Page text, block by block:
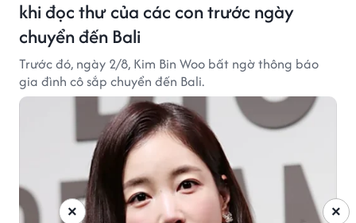
khi đọc thư của các con trước ngày
chuyển đến Bali
Trước đó, ngày 2/8, Kim Bin Woo bất ngờ thông báo
gia đình cô sắp chuyển đến Bali.
×
×